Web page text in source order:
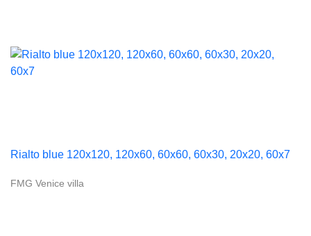
Rialto blue 120x120, 120x60, 60x60, 60x30, 20x20, 60x7
FMG Venice villa